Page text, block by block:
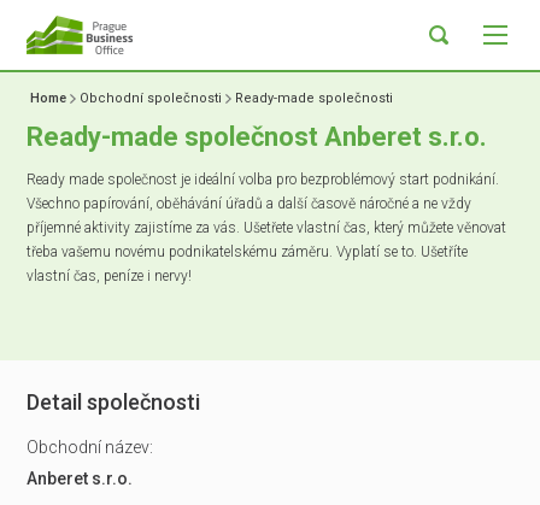
Home Obchodní společnosti Ready-made společnosti
Ready-made společnost Anberet s.r.o.
Ready made společnost je ideální volba pro bezproblémový start podnikání.
Všechno papírování, oběhávání úřadů a další časově náročné a ne vždy
příjemné aktivity zajistíme za vás. Ušetřete vlastní čas, který můžete věnovat
třeba vašemu novému podnikatelskému záměru. Vyplatí se to. Ušetříte
vlastní čas, peníze i nervy!
Detail společnosti
Obchodní název:
Anberet s.r.o.